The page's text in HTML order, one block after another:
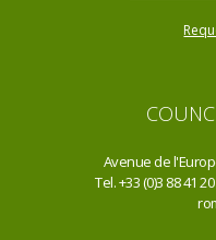
Avenue de
Tel. +33 (0)3 88 41